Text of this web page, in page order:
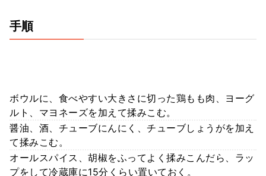
手順
ボウルに、食べやすい大きさに切った鶏もも肉、ヨーグ
ルト、マヨネーズを加えて揉みこむ。
醤油、酒、チューブにんにく、チューブしょうがを加え
て揉みこむ。
オールスパイス、胡椒をふってよく揉みこんだら、ラッ
プをして冷蔵庫に15分くらい置いておく。